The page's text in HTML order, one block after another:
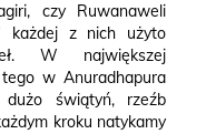
czy Ruwanaweli
każdej z nich użyto
W największej
w Anuradhapura
świątyń, rzeźb
kroku natykamy